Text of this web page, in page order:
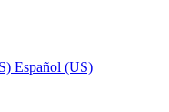
Español (US)